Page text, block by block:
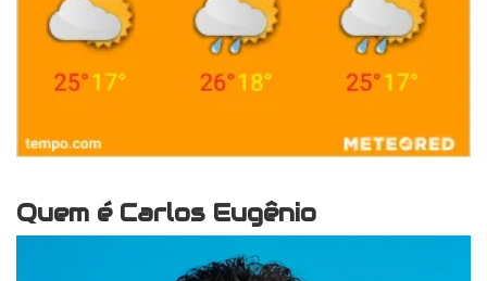
Quem é Carlos Eugênio